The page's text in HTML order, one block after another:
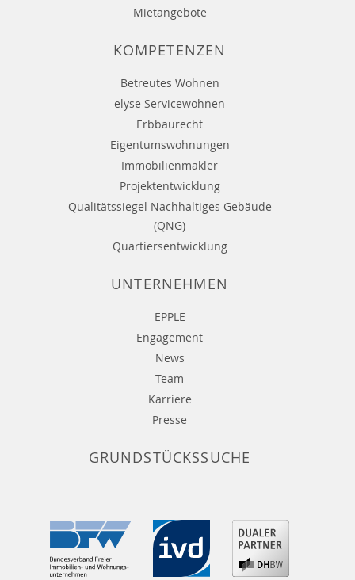
Mietangebote
KOMPETENZEN
Betreutes Wohnen
elyse Servicewohnen
Erbbaurecht
Eigentumswohnungen
Immobilienmakler
Projektentwicklung
Qualitätssiegel Nachhaltiges Gebäude
(QNG)
Quartiersentwicklung
UNTERNEHMEN
EPPLE
Engagement
News
Team
Karriere
Presse
GRUNDSTÜCKSSUCHE